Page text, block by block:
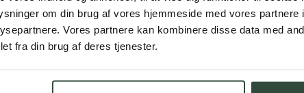
om din brug af vores hjemmeside med vores partnere
Vores partnere kan kombinere disse data med
fra din brug af deres tjenester.
FØDDERNE
Opret dig
accepterer du voresprivatlivspolitik, og